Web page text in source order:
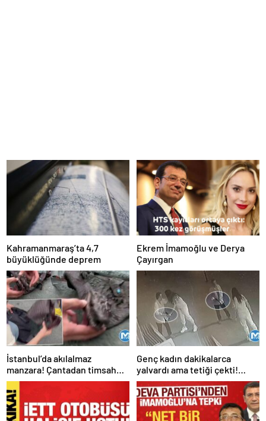
Kahramanmaraş’ta 4,7
büyüklüğünde deprem
Ekrem İmamoğlu ve Derya
Çayırgan
İstanbul’da akılalmaz
manzara! Çantadan timsah
çıktı
Genç kadın dakikalarca
yalvardı ama tetiği çekti!
Kurşun yağdırdı